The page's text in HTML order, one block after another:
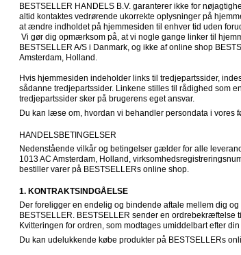
BESTSELLER HANDELS B.V. garanterer ikke for
altid kontaktes vedrørende ukorrekte oplysninger på
at ændre indholdet på hjemmesiden til enhver tid uden
BESTSELLER A/S i Danmark, og ikke af online shop
Amsterdam, Holland.
Hvis hjemmesiden indeholder links til tredjepartssider,
sådanne tredjepartssider. Linkene stilles til rådighed som
tredjepartssider sker på brugerens eget ansvar.
Du kan læse om, hvordan vi behandler persondata i vores
HANDELSBETINGELSER
Nedenstående vilkår og betingelser gælder for alle
1013 AC Amsterdam, Holland,
bestiller varer på BESTSELLERs online shop.
1. KONTRAKTSINDGÅELSE
Der foreligger en endelig og bindende aftale mellem dig
BESTSELLER. BESTSELLER sender en
Kvitteringen for ordren, som modtages umiddelbart efter
Du kan udelukkende købe produkter på BESTSELLERs